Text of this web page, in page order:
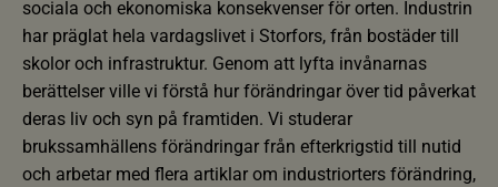
sociala och ekonomiska konsekvenser för orten. Industrin
har präglat hela vardagslivet i Storfors, från bostäder till
skolor och infrastruktur. Genom att lyfta invånarnas
berättelser ville vi förstå hur förändringar över tid påverkat
deras liv och syn på framtiden. Vi studerar
brukssamhällens förändringar från efterkrigstid till nutid
och arbetar med flera artiklar om industriorters förändring,